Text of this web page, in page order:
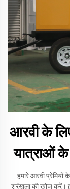
आरवी के
यात्राओं के
हमारे आरवी प्रेमियों
श्रृंखला की खोज करें।